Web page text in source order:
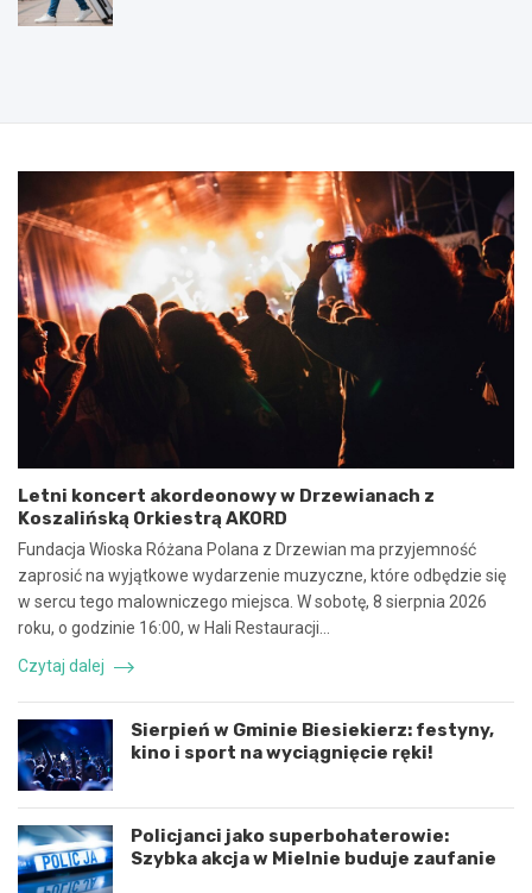
P
e
u
m
o
w
y
a
ó
ł
p
r
c
ę
i
k
o
o
r
d
y
n
a
c
j
ę
5
2
5
:
N
i
e
e
e
c
z
n
z
d
a
r
z
e
n
i
e
d
r
o
g
o
Letni koncert akordeonowy w Drzewianach z
Koszalińską Orkiestrą AKORD
Fundacja Wioska Różana Polana z Drzewian ma przyjemność
zaprosić na wyjątkowe wydarzenie muzyczne, które odbędzie się
w sercu tego malowniczego miejsca. W sobotę, 8 sierpnia 2026
roku, o godzinie 16:00, w Hali Restauracji…
Czytaj dalej
Sierpień w Gminie Biesiekierz: festyny,
kino i sport na wyciągnięcie ręki!
Policjanci jako superbohaterowie:
Szybka akcja w Mielnie buduje zaufanie